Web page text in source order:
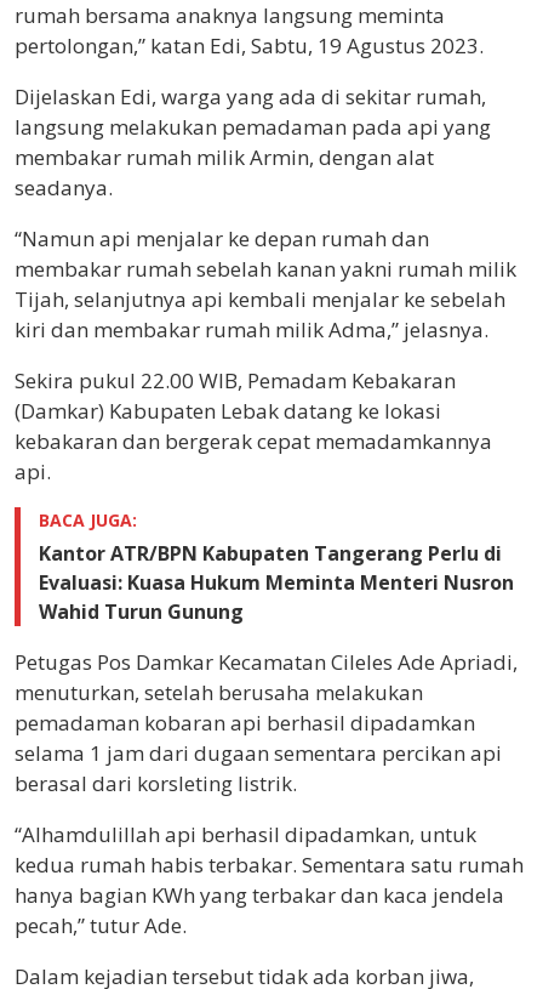
rumah bersama anaknya langsung meminta
pertolongan,” katan Edi, Sabtu, 19 Agustus 2023.
Dijelaskan Edi, warga yang ada di sekitar rumah,
langsung melakukan pemadaman pada api yang
membakar rumah milik Armin, dengan alat
seadanya.
“Namun api menjalar ke depan rumah dan
membakar rumah sebelah kanan yakni rumah milik
Tijah, selanjutnya api kembali menjalar ke sebelah
kiri dan membakar rumah milik Adma,” jelasnya.
Sekira pukul 22.00 WIB, Pemadam Kebakaran
(Damkar) Kabupaten Lebak datang ke lokasi
kebakaran dan bergerak cepat memadamkannya
api.
BACA JUGA:
Kantor ATR/BPN Kabupaten Tangerang Perlu di
Evaluasi: Kuasa Hukum Meminta Menteri Nusron
Wahid Turun Gunung
Petugas Pos Damkar Kecamatan Cileles Ade Apriadi,
menuturkan, setelah berusaha melakukan
pemadaman kobaran api berhasil dipadamkan
selama 1 jam dari dugaan sementara percikan api
berasal dari korsleting listrik.
“Alhamdulillah api berhasil dipadamkan, untuk
kedua rumah habis terbakar. Sementara satu rumah
hanya bagian KWh yang terbakar dan kaca jendela
pecah,” tutur Ade.
Dalam kejadian tersebut tidak ada korban jiwa,